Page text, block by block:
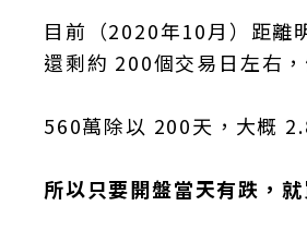
目前（2020年10月）距離
還剩約 200個交易日左右
560萬除以 200天，大概
所以只要開盤當天有跌，